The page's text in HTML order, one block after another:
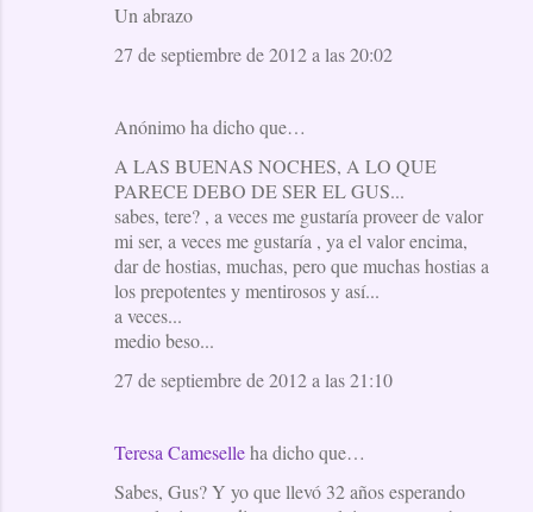
Un abrazo
27 de septiembre de 2012 a las 20:02
Anónimo ha dicho que…
A LAS BUENAS NOCHES, A LO QUE
PARECE DEBO DE SER EL GUS...
sabes, tere? , a veces me gustaría proveer de valor
mi ser, a veces me gustaría , ya el valor encima,
dar de hostias, muchas, pero que muchas hostias a
los prepotentes y mentirosos y así...
a veces...
medio beso...
27 de septiembre de 2012 a las 21:10
Teresa Cameselleha dicho que…
Sabes, Gus? Y yo que llevó 32 años esperando